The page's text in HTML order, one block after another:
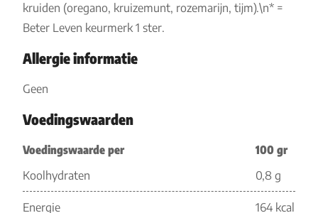
kruiden (oregano, kruizemunt, rozemarijn, tijm).\n* =
Beter Leven keurmerk 1 ster.
Allergie informatie
Geen
Voedingswaarden
Voedingswaarde per
100 gr
Koolhydraten
0,8 g
Energie 164 kcal